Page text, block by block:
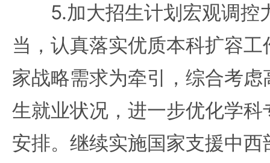
5.加大招生计划宏观调控
当，认真落实优质本科扩容
家战略需求为牵引，综合考
生就业状况，进一步优化学
安排。继续实施国家支援中